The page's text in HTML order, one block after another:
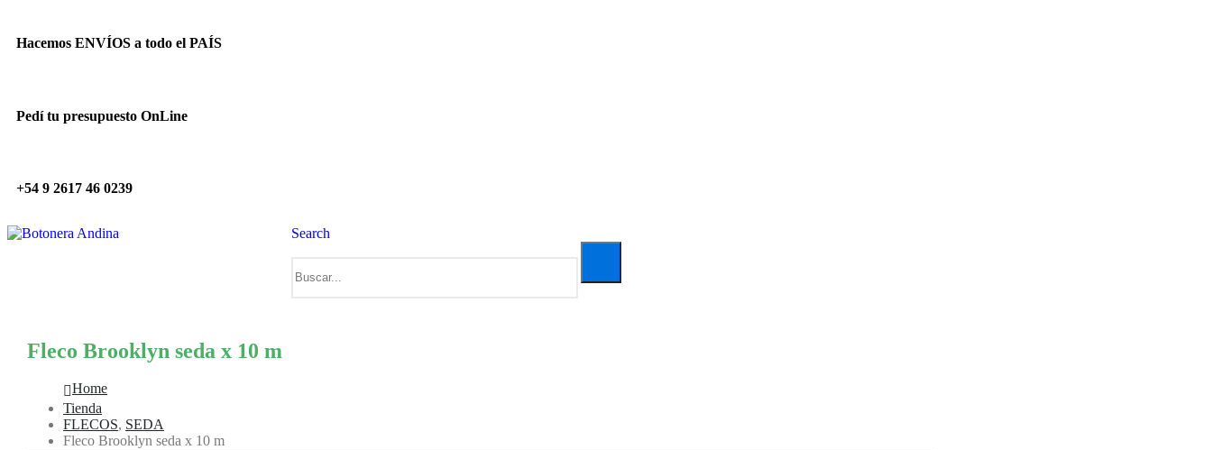
Hacemos ENVÍOS a todo el PAÍS
Pedí tu presupuesto OnLine
+54 9 2617 46 0239
Search
Fleco Brooklyn seda x 10 m
Home
Tienda
FLECOS, SEDA
Fleco Brooklyn seda x 10 m